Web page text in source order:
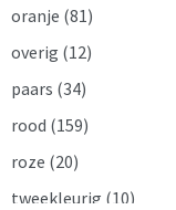
oranje (81)
overig (12)
paars (34)
rood (159)
roze (20)
tweekleurig (10)